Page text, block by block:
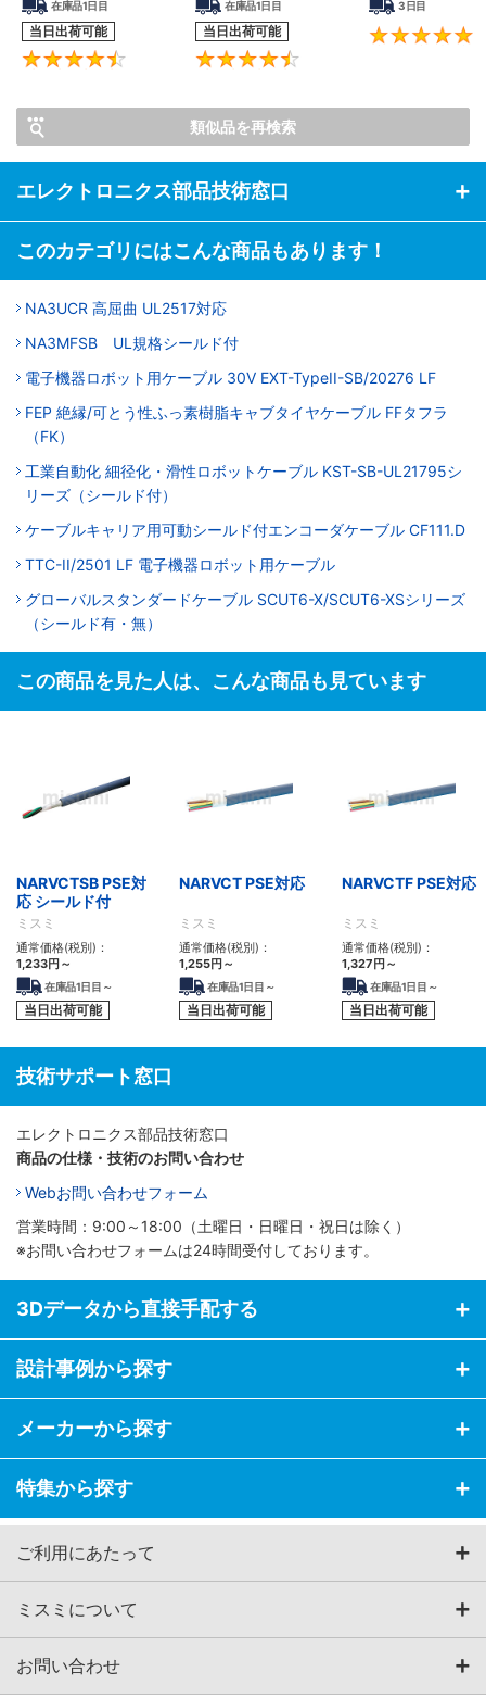
在庫品1日目
当日出荷可能
4.6
在庫品1日目
当日出荷可能
3日目
類似品を再検索
エレクトロニクス部品技術窓口
このカテゴリにはこんな商品もあります！
NA3UCR 高屈曲 UL2517対応
NA3MFSB UL規格シールド付
電子機器ロボット用ケーブル 30V EXT-TypeII-SB/20276 LF
FEP 絶縁/可とう性ふっ素樹脂キャブタイヤケーブル FFタフラ
（FK）
工業自動化 細径化・滑性ロボットケーブル KST-SB-UL21795シ
リーズ（シールド付）
ケーブルキャリア用可動シールド付エンコーダケーブル CF111.D
TTC-II/2501 LF 電子機器ロボット用ケーブル
グローバルスタンダードケーブル SCUT6-X/SCUT6-XSシリーズ
（シールド有・無）
この商品を見た人は、こんな商品も見ています
NARVCTSB PSE対
応 シールド付
ミスミ
通常価格(税別)：
1,233円 ～
在庫品1日目～
当日出荷可能
NARVCT PSE対応
ミスミ
通常価格(税別)：
1,255円 ～
在庫品1日目～
当日出荷可能
NARVCTF PSE対応
ミスミ
通常価格(税別)：
1,327 円 ～
在庫品1日目～
当日出荷可能
技術サポート窓口
エレクトロニクス部品技術窓口
商品の仕様・技術のお問い合わせ
Webお問い合わせフォーム
営業時間：9:00～18:00（土曜日・日曜日・祝日は除く）
※お問い合わせフォームは24時間受付しております。
3Dデータから直接手配する
設計事例から探す
メーカーから探す
特集から探す
ご利用にあたって
ミスミについて
お問い合わせ